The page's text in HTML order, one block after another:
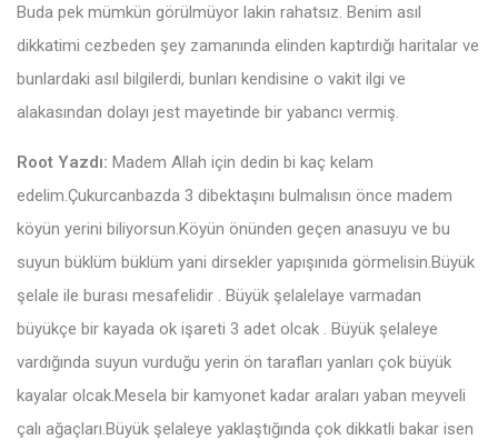
Buda pek mümkün görülmüyor lakin rahatsız. Benim asıl
dikkatimi cezbeden şey zamanında elinden kaptırdığı haritalar ve
bunlardaki asıl bilgilerdi, bunları kendisine o vakit ilgi ve
alakasından dolayı jest mayetinde bir yabancı vermiş.
Root Yazdı: Madem Allah için dedin bi kaç kelam
edelim.Çukurcanbazda 3 dibektaşını bulmalısın önce madem
köyün yerini biliyorsun.Köyün önünden geçen anasuyu ve bu
suyun büklüm büklüm yani dirsekler yapışınıda görmelisin.Büyük
şelale ile burası mesafelidir . Büyük şelalelaye varmadan
büyükçe bir kayada ok işareti 3 adet olcak . Büyük şelaleye
vardığında suyun vurduğu yerin ön tarafları yanları çok büyük
kayalar olcak.Mesela bir kamyonet kadar araları yaban meyveli
çalı ağaçları.Büyük şelaleye yaklaştığında çok dikkatli bakar isen